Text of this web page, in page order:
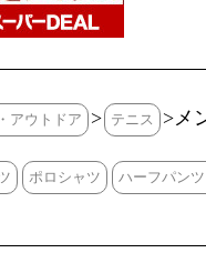
アウトドア > テニス >メ
ポロシャツ ハーフパン